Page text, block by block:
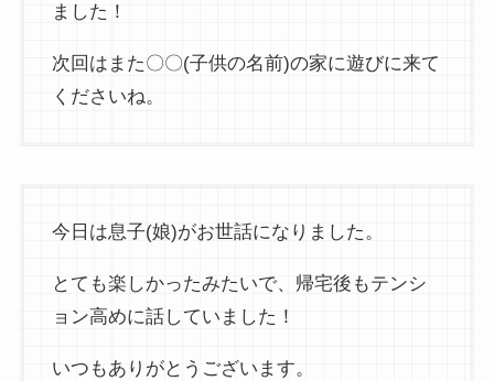
ました！
次回はまた〇〇(子供の名前)の家に遊びに来て
くださいね。
今日は息子(娘)がお世話になりました。
とても楽しかったみたいで、帰宅後もテンシ
ョン高めに話していました！
いつもありがとうございます。